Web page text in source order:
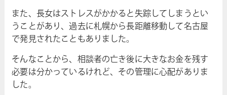
また、長女はストレスがかかると失踪してしまうとい
うことがあり、過去に札幌から長距離移動して名古屋
で発見されたこともありました。
そんなことから、相談者の亡き後に大きなお金を残す
必要は分かっているけれど、その管理に心配がありま
した。